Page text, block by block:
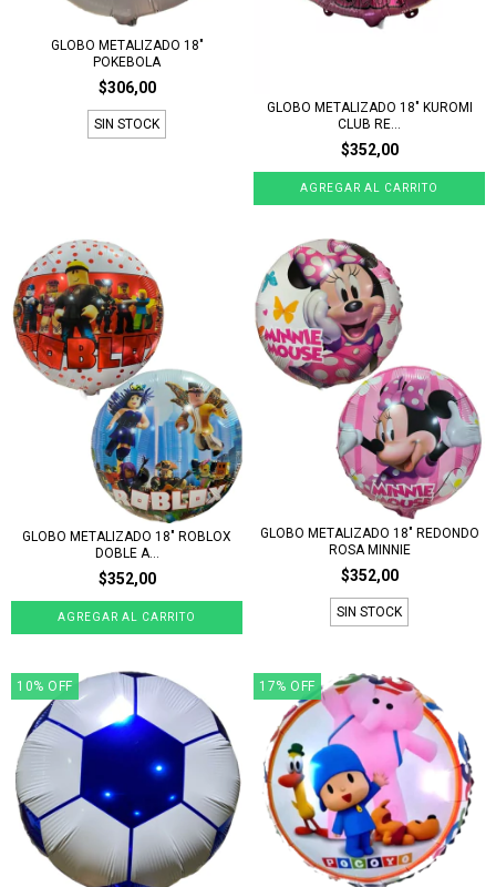
GLOBO METALIZADO 18"
POKEBOLA
$306,00
SIN STOCK
GLOBO METALIZADO 18" KUROMI
CLUB RE...
$352,00
GLOBO METALIZADO 18" ROBLOX
DOBLE A...
$352,00
GLOBO METALIZADO 18" REDONDO
ROSA MINNIE
$352,00
SIN STOCK
10% OFF 17% OFF